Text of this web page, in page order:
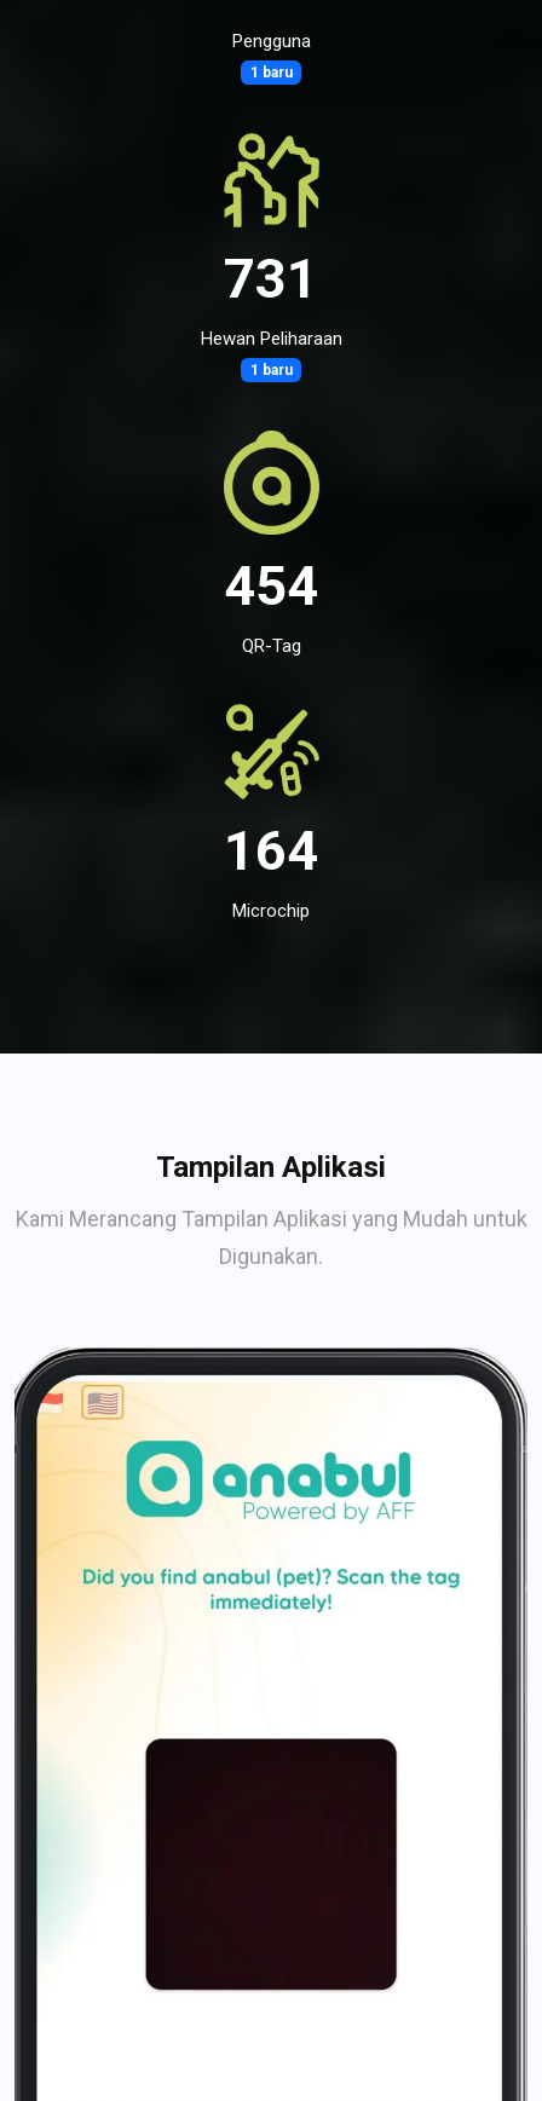
Pengguna
1 baru
731
Hewan Peliharaan
1 baru
454
QR-Tag
164
Microchip
Tampilan Aplikasi
Kami Merancang Tampilan Aplikasi yang Mudah untuk
Digunakan.